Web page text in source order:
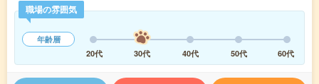
職場の雰囲気
年齢層
20代
30代 40代 50代 60代